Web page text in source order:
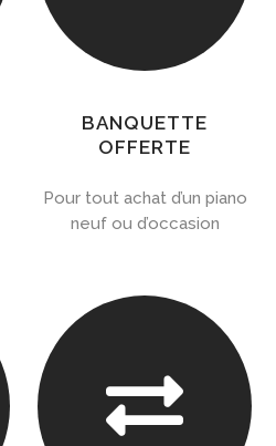
BANQUETTE
OFFERTE
Pour tout achat d’un piano
neuf ou d’occasion
